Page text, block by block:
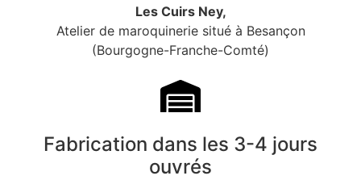
Les Cuirs Ney,
Atelier de maroquinerie situé à Besançon
(Bourgogne-Franche-Comté)
Fabrication dans les 3-4 jours
ouvrés